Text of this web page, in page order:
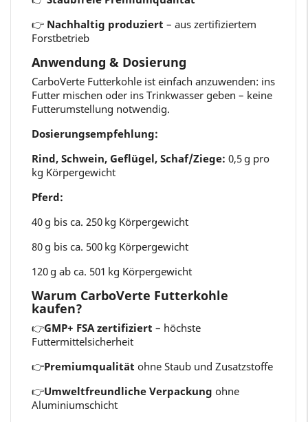
👉 Nachhaltig produziert – aus zertifiziertem
Forstbetrieb
Anwendung & Dosierung
CarboVerte Futterkohle ist einfach anzuwenden: ins
Futter mischen oder ins Trinkwasser geben – keine
Futterumstellung notwendig.
Dosierungsempfehlung:
Rind, Schwein, Geflügel, Schaf/Ziege: 0,5 g pro
kg Körpergewicht
Pferd:
40 g bis ca. 250 kg Körpergewicht
80 g bis ca. 500 kg Körpergewicht
120 g ab ca. 501 kg Körpergewicht
Warum CarboVerte Futterkohle
kaufen?
👉GMP+ FSA zertifiziert – höchste
Futtermittelsicherheit
👉Premiumqualität ohne Staub und Zusatzstoffe
👉Umweltfreundliche Verpackung ohne
Aluminiumschicht